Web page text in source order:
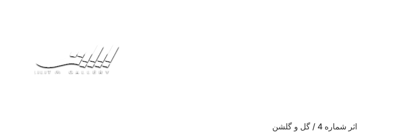
اثر شماره 4 / گل و گلشن